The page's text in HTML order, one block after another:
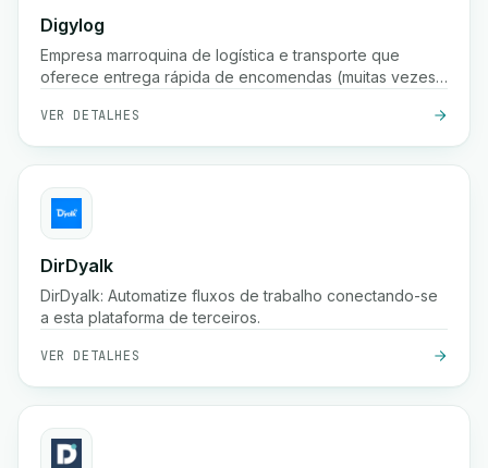
Digylog
Empresa marroquina de logística e transporte que
oferece entrega rápida de encomendas (muitas vezes
confirmação de pedidos e ampla cobertura em
centenas de cidades em Marrocos.
VER DETALHES
DirDyalk
DirDyalk: Automatize fluxos de trabalho conectando-se
a esta plataforma de terceiros.
VER DETALHES